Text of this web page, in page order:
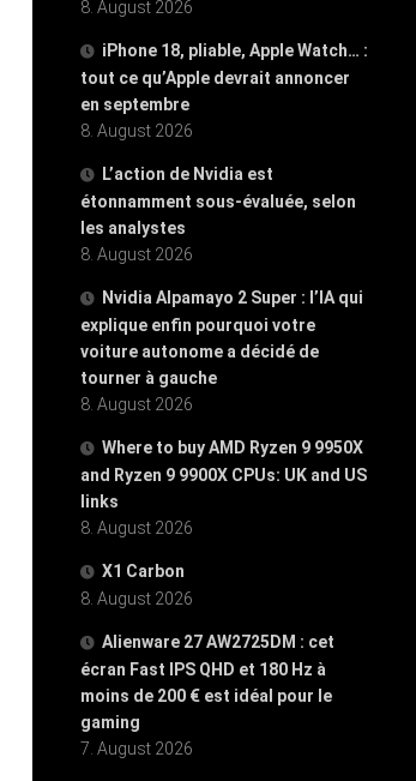
8. August 2026
iPhone 18, pliable, Apple Watch… :
tout ce qu’Apple devrait annoncer
en septembre
8. August 2026
L’action de Nvidia est
étonnamment sous-évaluée, selon
les analystes
8. August 2026
Nvidia Alpamayo 2 Super : l’IA qui
explique enfin pourquoi votre
voiture autonome a décidé de
tourner à gauche
8. August 2026
Where to buy AMD Ryzen 9 9950X
and Ryzen 9 9900X CPUs: UK and US
links
8. August 2026
X1 Carbon
8. August 2026
Alienware 27 AW2725DM : cet
écran Fast IPS QHD et 180 Hz à
moins de 200 € est idéal pour le
gaming
7. August 2026